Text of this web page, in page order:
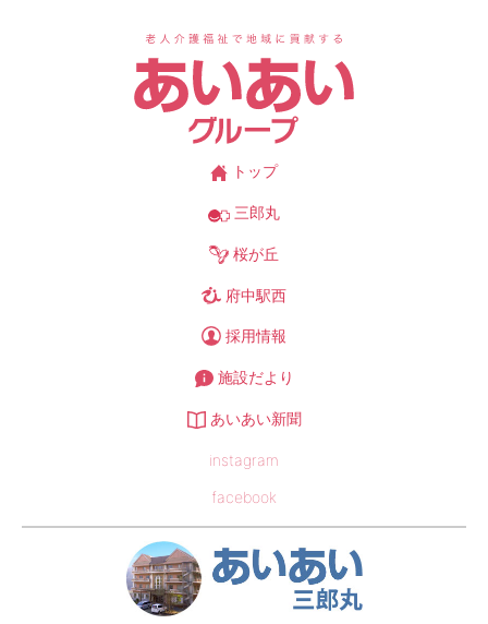
トップ
三郎丸
桜が丘
府中駅西
採用情報
施設だより
あいあい新聞
instagram
facebook